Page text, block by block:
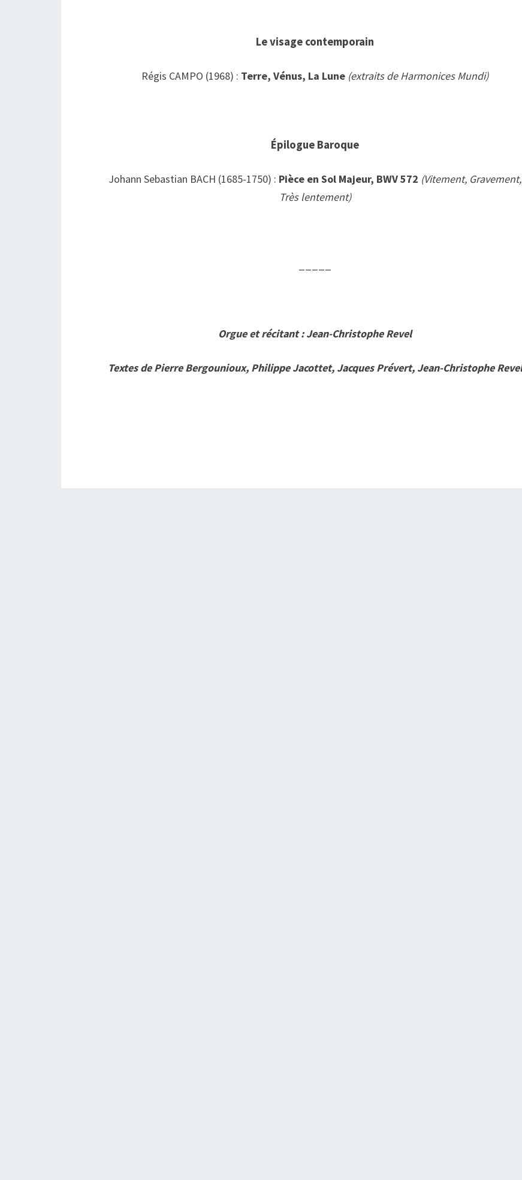
Le visage contemporain
Régis CAMPO (1968) : Terre, Vénus, La Lune (extraits de Harmonices Mundi)
Épilogue Baroque
Johann Sebastian BACH (1685-1750) : Pièce en Sol Majeur, BWV 572 (Vitement, Gravement,
Très lentement)
Orgue et récitant : Jean-Christophe Revel
Textes de Pierre Bergounioux, Philippe Jacottet, Jacques Prévert, Jean-Christophe Revel